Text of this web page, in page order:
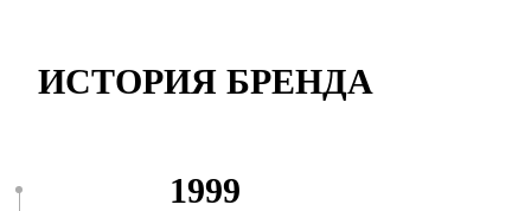
ИСТОРИЯ БРЕНДА
1999